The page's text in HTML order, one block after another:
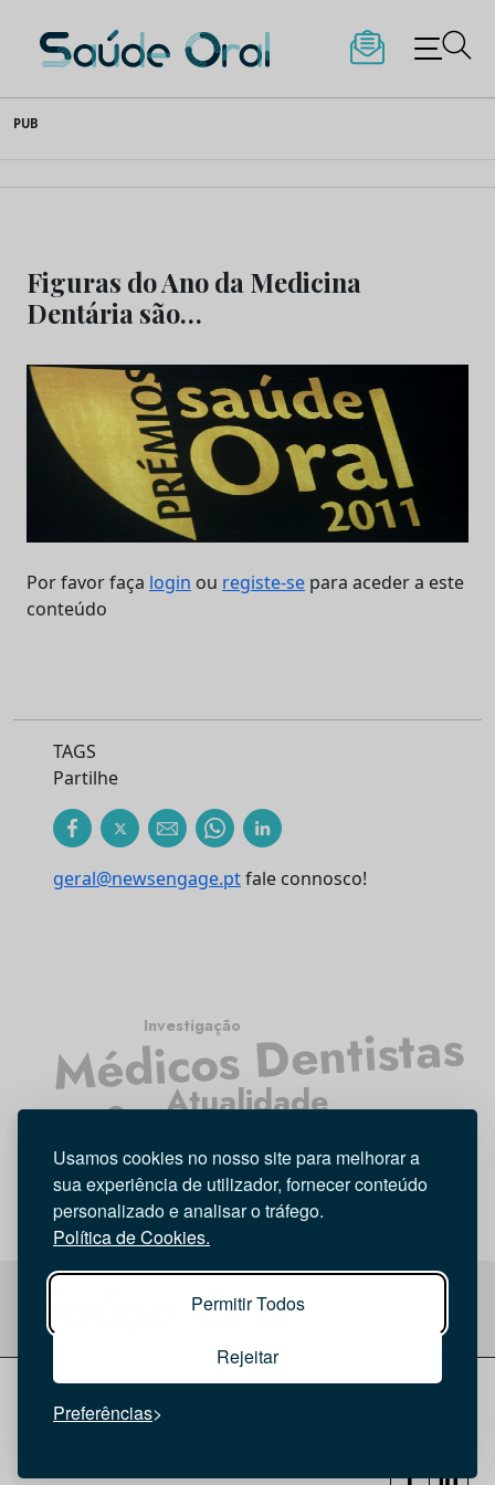
Usamos cookies no nosso site para melhorar a
sua experiência de utilizador, fornecer conteúdo
personalizado e analisar o tráfego.
Política de Cookies.
Permitir Todos
Rejeitar
Preferências
to
content
Saúde Oral
PUB
Figuras do Ano da Medicina
Dentária são…
Por favor faça login ou registe-se para aceder a este
conteúdo
TAGS
Partilhe
geral@newsengage.ptfale connosco!
Atualidade
Médicos Dentistas
Entrevista
Opinião
Investigação
Política de privacidade